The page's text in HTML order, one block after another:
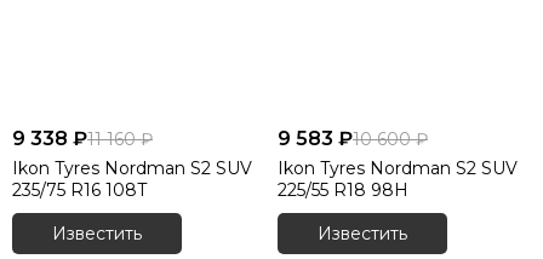
9 338 ₽11 160 ₽
Ikon Tyres Nordman S2 SUV
235/75 R16 108T
Известить
9 583 ₽10 600 ₽
Ikon Tyres Nordman S2 SUV
225/55 R18 98H
Известить